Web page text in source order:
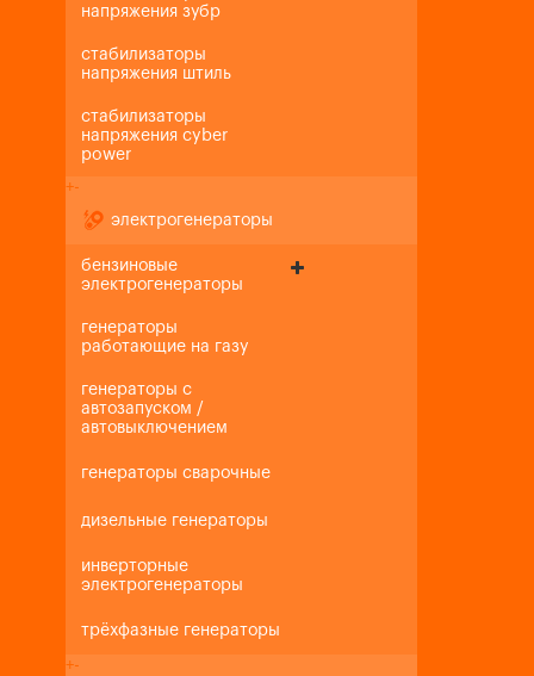
напряжения зубр
стабилизаторы
напряжения штиль
стабилизаторы
напряжения cyber
power
+-
электрогенераторы
бензиновые
электрогенераторы
генераторы
работающие на газу
генераторы с
автозапуском /
автовыключением
генераторы сварочные
дизельные генераторы
инверторные
электрогенераторы
трёхфазные генераторы
+-